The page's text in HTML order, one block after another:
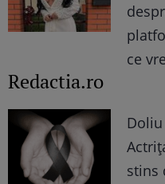
ce
Redactia.ro
stins